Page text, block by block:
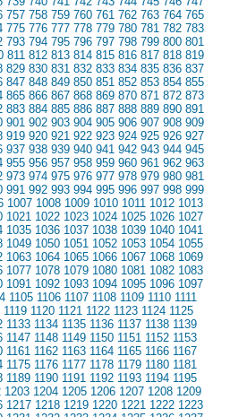
757 758 759 760 761 762 763 764 765
775 776 777 778 779 780 781 782 783
793 794 795 796 797 798 799 800 801
811 812 813 814 815 816 817 818 819
829 830 831 832 833 834 835 836 837
847 848 849 850 851 852 853 854 855
865 866 867 868 869 870 871 872 873
883 884 885 886 887 888 889 890 891
901 902 903 904 905 906 907 908 909
919 920 921 922 923 924 925 926 927
937 938 939 940 941 942 943 944 945
955 956 957 958 959 960 961 962 963
973 974 975 976 977 978 979 980 981
991 992 993 994 995 996 997 998 999
1007 1008 1009 1010 1011 1012 1013
1021 1022 1023 1024 1025 1026 1027
1035 1036 1037 1038 1039 1040 1041
1049 1050 1051 1052 1053 1054 1055
1063 1064 1065 1066 1067 1068 1069
1077 1078 1079 1080 1081 1082 1083
1091 1092 1093 1094 1095 1096 1097
1105 1106 1107 1108 1109 1110 1111
1119 1120 1121 1122 1123 1124 1125
1133 1134 1135 1136 1137 1138 1139
1147 1148 1149 1150 1151 1152 1153
1161 1162 1163 1164 1165 1166 1167
1175 1176 1177 1178 1179 1180 1181
1189 1190 1191 1192 1193 1194 1195
1203 1204 1205 1206 1207 1208 1209
1217 1218 1219 1220 1221 1222 1223